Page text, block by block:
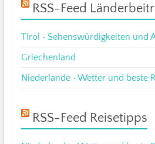
RSS-Feed
Tirol • Sehenswürdigkeiten und
Griechenland
Niederlande • Wetter und beste
RSS-Feed Reisetipps